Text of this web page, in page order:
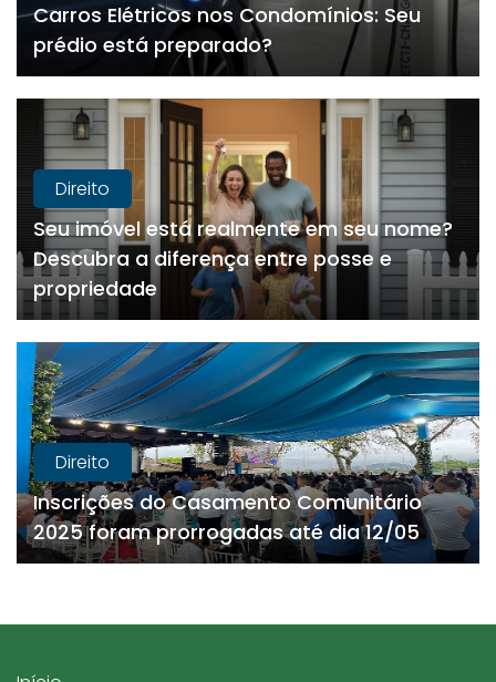
Carros Elétricos nos Condomínios: Seu
prédio está preparado?
Direito
Seu imóvel está realmente em seu nome?
Descubra a diferença entre posse e
propriedade
Direito
Inscrições do Casamento Comunitário
2025 foram prorrogadas até dia 12/05